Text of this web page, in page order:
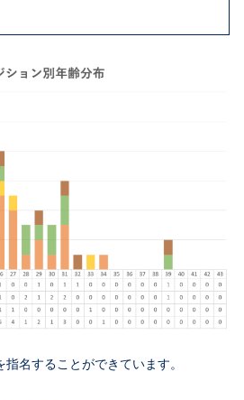
名することができています。